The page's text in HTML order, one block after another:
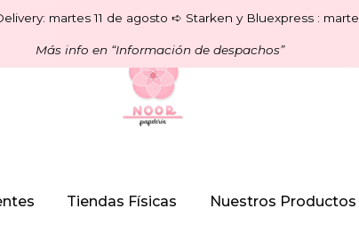
martes 11 de agosto ➪ Starken y Bluexpress :
Más info en “Información de despachos”
Tiendas Físicas Nuestros Productos